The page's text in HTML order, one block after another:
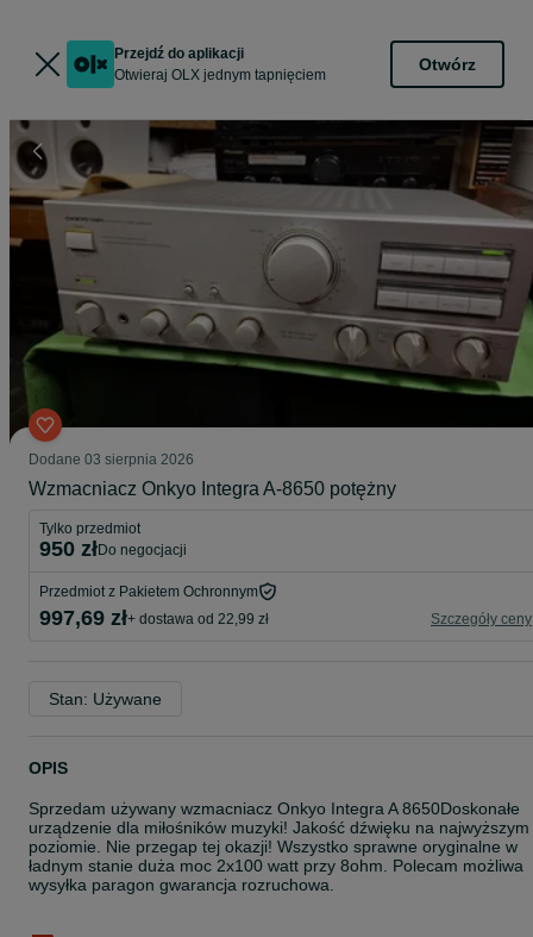
Przejdź do aplikacji
Otwieraj OLX jednym tapnięciem
Otwórz
Dodane 03 sierpnia 2026
Wzmacniacz Onkyo Integra A-8650 potężny
Tylko przedmiot
950 zł do negocjacji
Przedmiot z Pakietem Ochronnym
997,69 zł+ dostawa od 22,99 zł Szczegóły ceny
Stan: Używane
OPIS
Sprzedam używany wzmacniacz Onkyo Integra A 8650Doskonałe
urządzenie dla miłośników muzyki! Jakość dźwięku na najwyższym
poziomie. Nie przegap tej okazji! Wszystko sprawne oryginalne w
ładnym stanie duża moc 2x100 watt przy 8ohm. Polecam możliwa
wysyłka paragon gwarancja rozruchowa.